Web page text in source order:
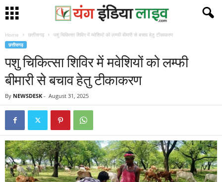
Home छत्तीसगढ़ पशु चिकित्सा शिविर में मवेशियों को लम्फी बीमारी से बचाव हेतु टीकाकरण
छत्तीसगढ़
पशु चिकित्सा शिविर में मवेशियों को लम्फी
बीमारी से बचाव हेतु टीकाकरण
By NEWSDESK - August 31, 2025